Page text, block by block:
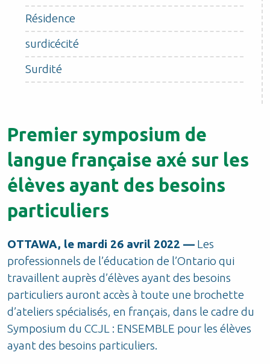
Résidence
surdicécité
Surdité
Premier symposium de
langue française axé sur les
élèves ayant des besoins
particuliers
OTTAWA, le mardi 26 avril 2022 —Les
professionnels de l’éducation de l’Ontario qui
travaillent auprès d’élèves ayant des besoins
particuliers auront accès à toute une brochette
d’ateliers spécialisés, en français, dans le cadre du
Symposium du CCJL : ENSEMBLE pour les élèves
ayant des besoins particuliers.